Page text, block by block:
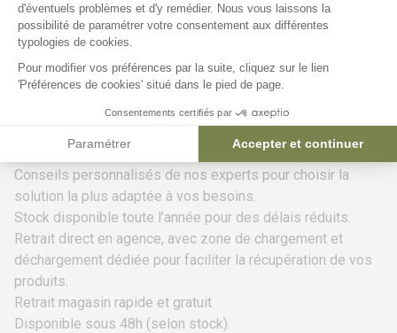
Nos services près de Saint Victor de Cessieu
Notre agenceCôté Clôture Saint Victor de Cessieu
accompagne à chaque étape de votre projet :
Livraison sur chantier ou à domicile dans un rayon de 150
pour une gestion optimale des livraisons.
Conseils personnalisés de nos experts pour choisir la
solution la plus adaptée à vos besoins.
Stock disponible toute l’année pour des délais réduits.
Retrait direct en agence, avec zone de chargement et
déchargement dédiée pour faciliter la récupération de vos
produits.
Retrait magasin rapide et gratuit
Disponible sous 48h (selon stock).
d'éventuels problèmes et d'y remédier. Nous vous laissons la
possibilité de paramétrer votre consentement aux différentes
typologies de cookies.
Pour modifier vos préférences par la suite, cliquez sur le lien
'Préférences de cookies' situé dans le pied de page.
Consentements certifiés par
Paramétrer Accepter et continuer
Axeptio consent